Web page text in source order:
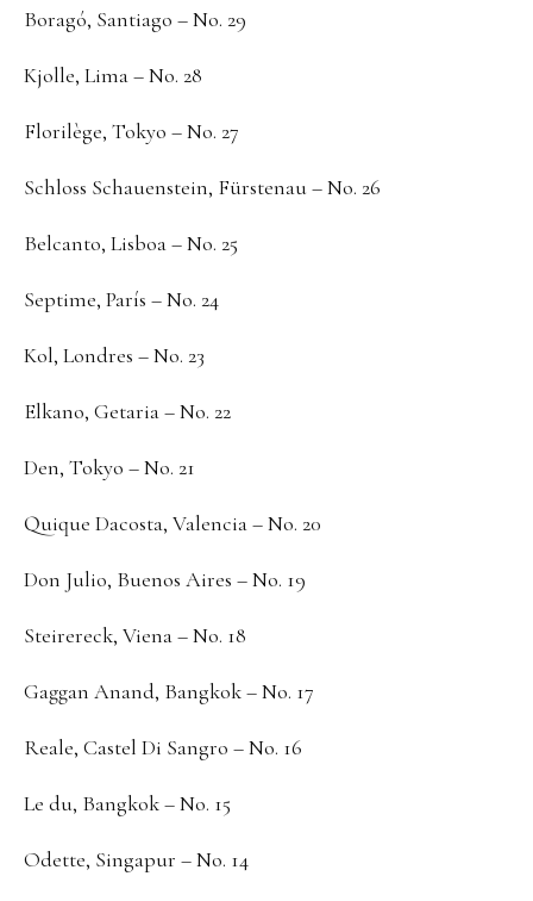
Boragó, Santiago – No. 29
Kjolle, Lima – No. 28
Florilège, Tokyo – No. 27
Schloss Schauenstein, Fürstenau – No. 26
Belcanto, Lisboa – No. 25
Septime, París – No. 24
Kol, Londres – No. 23
Elkano, Getaria – No. 22
Den, Tokyo – No. 21
Quique Dacosta, Valencia – No. 20
Don Julio, Buenos Aires – No. 19
Steirereck, Viena – No. 18
Gaggan Anand, Bangkok – No. 17
Reale, Castel Di Sangro – No. 16
Le du, Bangkok – No. 15
Odette, Singapur – No. 14